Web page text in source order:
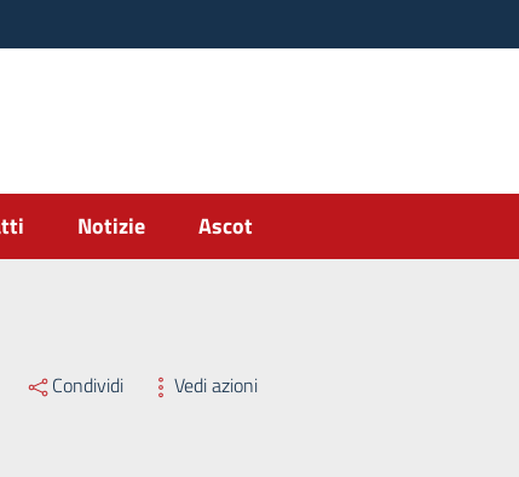
Notizie Ascot
Condividi Vedi azioni